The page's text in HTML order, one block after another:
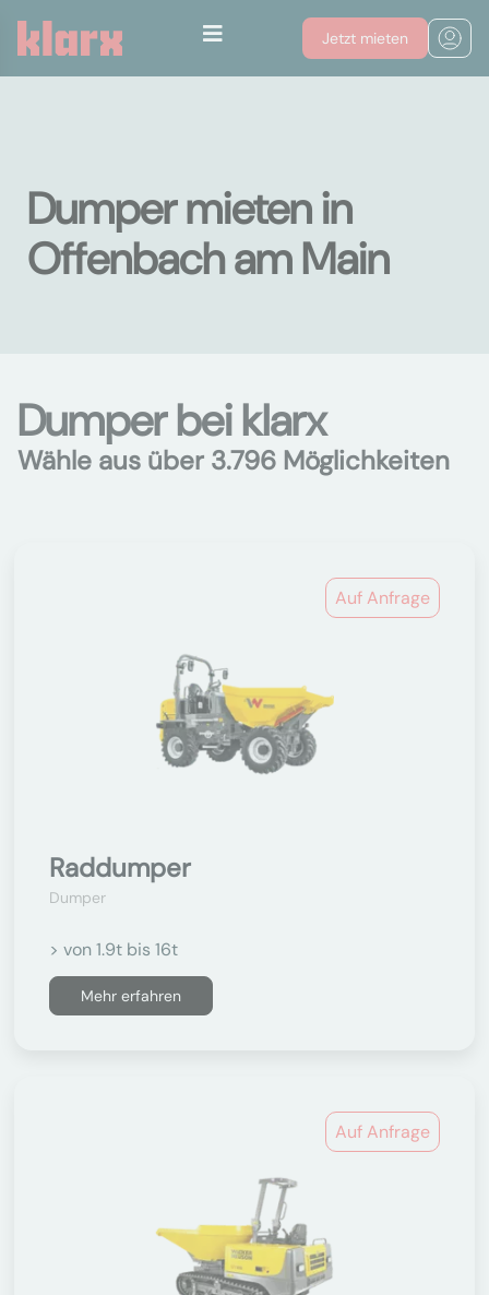
Jetzt mieten
Dumper mieten in
Offenbach am Main
Dumper bei klarx
Wähle aus über 3.796 Möglichkeiten
Auf Anfrage
Raddumper
Dumper
> von 1.9t bis 16t
Mehr erfahren
Auf Anfrage